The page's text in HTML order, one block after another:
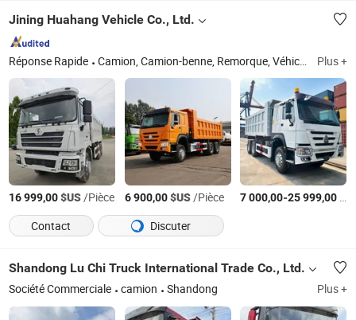
Jining Huahang Vehicle Co., Ltd.
Réponse Rapide Camion, Camion-benne, Remorque, Véhicule spécial Plus +
16 999,00$US/Pièce 6 900,00$US/Pièce 7 000,00-25 999,00
Contact
Discuter
Shandong Lu Chi Truck International Trade Co., Ltd.
Société Commerciale camion Shandong Plus +